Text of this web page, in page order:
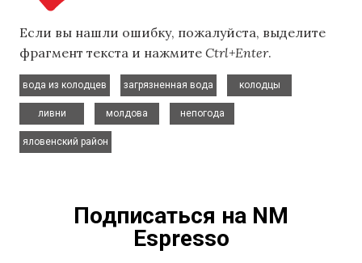
Если вы нашли ошибку, пожалуйста, выделите
фрагмент текста и нажмите Ctrl+Enter.
вода из колодцев
загрязненная вода
колодцы
ливни
молдова
непогода
яловенский район
Подписаться на NM
Espresso